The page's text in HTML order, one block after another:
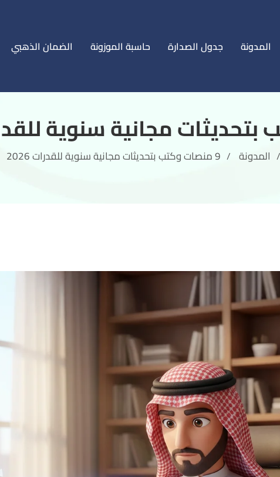
المدونة جدول الصدارة حاسبة الموزونة الضمان الذهبي
/ المدونة / 9 منصات وكتب بتحديثات مجانية سنوية للقدرات 2026